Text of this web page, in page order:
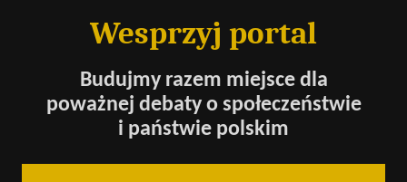
Wesprzyj portal
Budujmy razem miejsce dla
poważnej debaty o społeczeństwie
i państwie polskim